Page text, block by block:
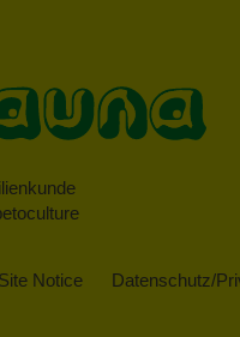
Notice Datenschutz/